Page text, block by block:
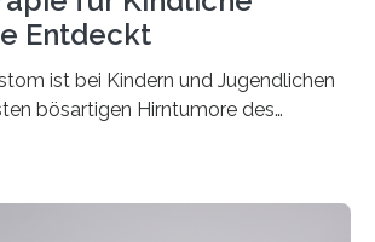
Entdeckt
ist bei Kindern und Jugendlichen
bösartigen Hirntumore des
mit heutigen Methoden geheilt